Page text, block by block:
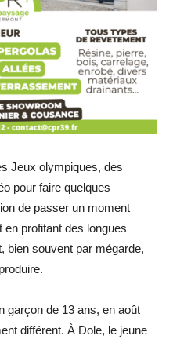
Jeux olympiques, des
pour faire quelques
de passer un moment
profitant des longues
bien souvent par mégarde,
garçon de 13 ans, en août
différent. À Dole, le jeune